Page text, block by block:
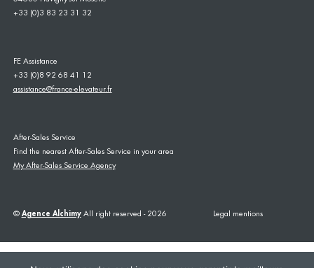
+33 (0)3 83 23 31 32
FE Assistance
+33 (0)8 92 68 41 12
assistance@france-elevateur.fr
After-Sales Service
Find the nearest After-Sales Service in your area
My After-Sales Service Agency
© Agence AlchimyAll right reserved - 2026 Legal mentions